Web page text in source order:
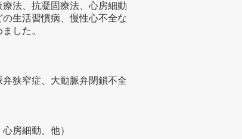
法、抗凝固療法、心房細動
生活習慣病、慢性心不全な
した。
狭窄症、大動脈弁閉鎖不全
房細動、他）